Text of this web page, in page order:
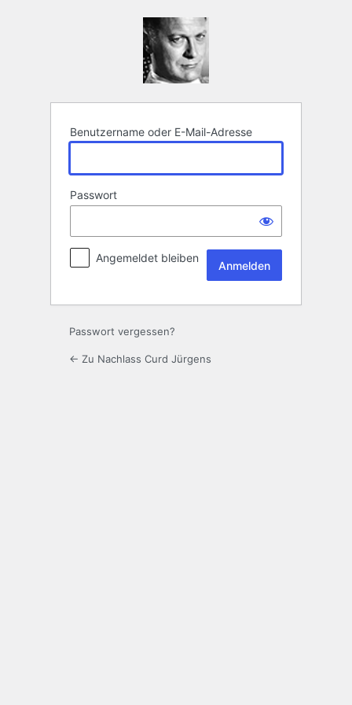
Benutzername oder E-Mail-Adresse
Passwort
Angemeldet bleiben
Passwort vergessen?
← Zu Nachlass Curd Jürgens